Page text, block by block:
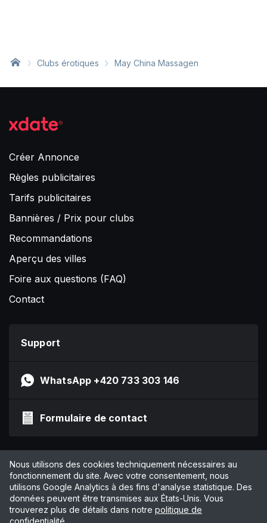
Clubs érotiques May China Massagen
Créer Annonce
Règles publicitaires
Tarifs publicitaires
Bannières / Prix pour clubs
Recommandations
Aperçu des villes
Foire aux questions (FAQ)
Contact
Support
WhatsApp +420 733 303 146
Formulaire de contact
Impressum
Politique de confidentialité
CGV
Gérer les cookies
Nous utilisons des cookies techniquement nécessaires au
fonctionnement du site. Avec votre consentement, nous
utilisons Google Analytics à des fins d'analyse statistique. Des
données peuvent être transmises aux États-Unis. Vous
trouverez plus de détails dans notre politique de
confidentialité